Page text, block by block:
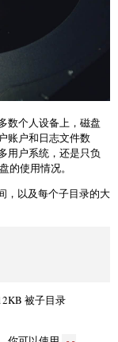
数个人设备上，磁盘
账户和日志文件数
用户系统，还是只负
的使用情况。
，以及每个子目录的大
被子目录